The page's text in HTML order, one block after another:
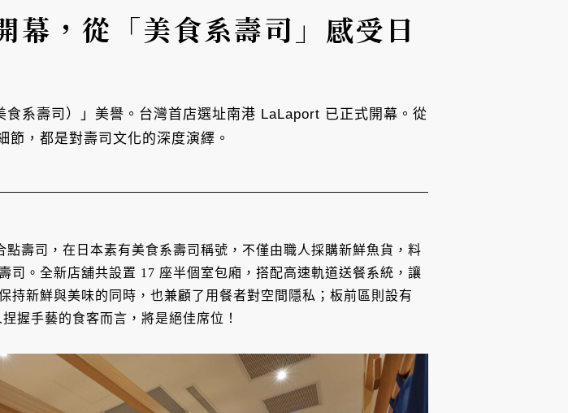
，從「美食系壽司」感受日
系壽司）」美譽。台灣首店選址南港 LaLaport 已正式開幕。從
，都是對壽司文化的深度演繹。
點壽司，在日本素有美食系壽司稱號，不僅由職人採購新鮮魚貨，料
司。全新店舖共設置 17 座半個室包廂，搭配高速軌道送餐系統，讓
持新鮮與美味的同時，也兼顧了用餐者對空間隱私；板前區則設有
握手藝的食客而言，將是絕佳席位！